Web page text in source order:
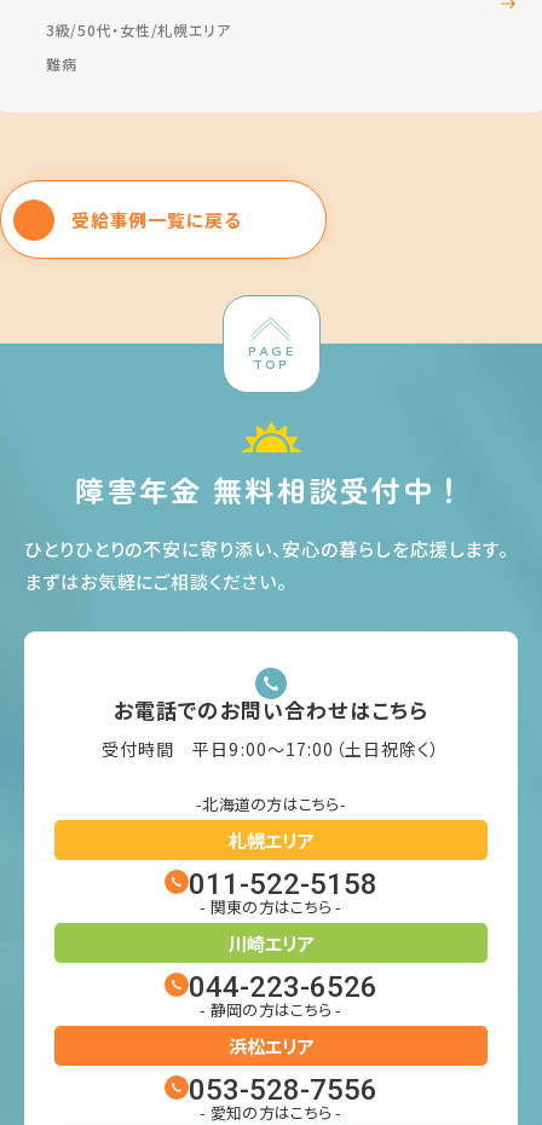
3級 50代・女性 札幌エリア
難病
受給事例一覧に戻る
PAGE
TOP
障害年金 無料相談受付中！
ひとりひとりの不安に寄り添い、安心の暮らしを応援します。
まずはお気軽にご相談ください。
お電話でのお問い合わせはこちら
受付時間 平日9:00〜17:00（土日祝除く）
-北海道の方はこちら-
札幌エリア
011-522-5158
- 関東の方はこちら -
川崎エリア
044-223-6526
- 静岡の方はこちら -
浜松エリア
053-528-7556
- 愛知の方はこちら -